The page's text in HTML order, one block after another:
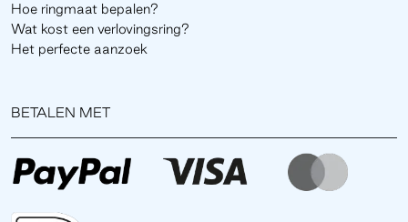
Hoe ringmaat bepalen?
Wat kost een verlovingsring?
Het perfecte aanzoek
BETALEN MET